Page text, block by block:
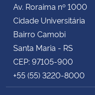
Av. Roraima nº 1000
Cidade Universitária
Bairro Camobi
Santa Maria - RS
CEP: 97105-900
+55 (55) 3220-8000